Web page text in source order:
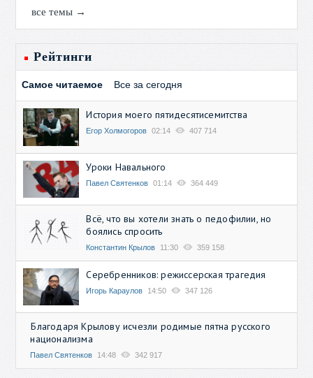
все темы →
Рейтинги
Самое читаемое Все за сегодня
История моего пятидесятисемитства
Егор Холмогоров 02:14 407 714
Уроки Навального
Павел Святенков 01:14 364 449
Всё, что вы хотели знать о педофилии, но
боялись спросить
Константин Крылов 11:30 359 158
Серебренников: режиссерская трагедия
Игорь Караулов 14:50 347 126
Благодаря Крылову исчезли родимые пятна русского
национализма
Павел Святенков 14:48 342 917